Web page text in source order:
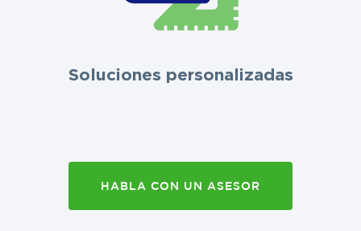
Soluciones personalizadas
HABLA CON UN ASESOR